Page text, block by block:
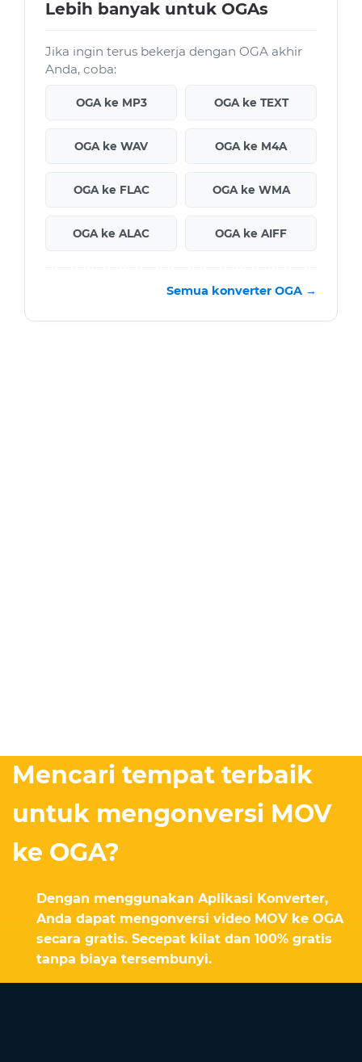
Lebih banyak untuk OGAs
Jika ingin terus bekerja dengan OGA akhir
Anda, coba:
OGA ke MP3 OGA ke TEXT
OGA ke WAV OGA ke M4A
OGA ke FLAC OGA ke WMA
OGA ke ALAC OGA ke AIFF
Semua konverter OGA →
Mencari tempat terbaik
untuk mengonversi MOV
ke OGA?
Dengan menggunakan Aplikasi Konverter,
Anda dapat mengonversi video MOV ke OGA
secara gratis. Secepat kilat dan 100% gratis
tanpa biaya tersembunyi.